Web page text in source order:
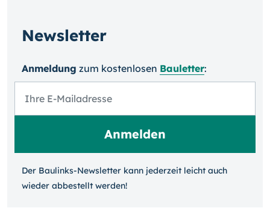
Newsletter
Anmeldung zum kosten­losen Bauletter:
Der Baulinks-Newsletter kann jeder­zeit leicht auch
wieder ab­bestellt werden!